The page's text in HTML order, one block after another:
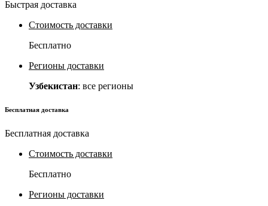
Быстрая доставка
Стоимость доставки
Бесплатно
Регионы доставки
Узбекистан: все регионы
Бесплатная доставка
Бесплатная доставка
Стоимость доставки
Бесплатно
Регионы доставки